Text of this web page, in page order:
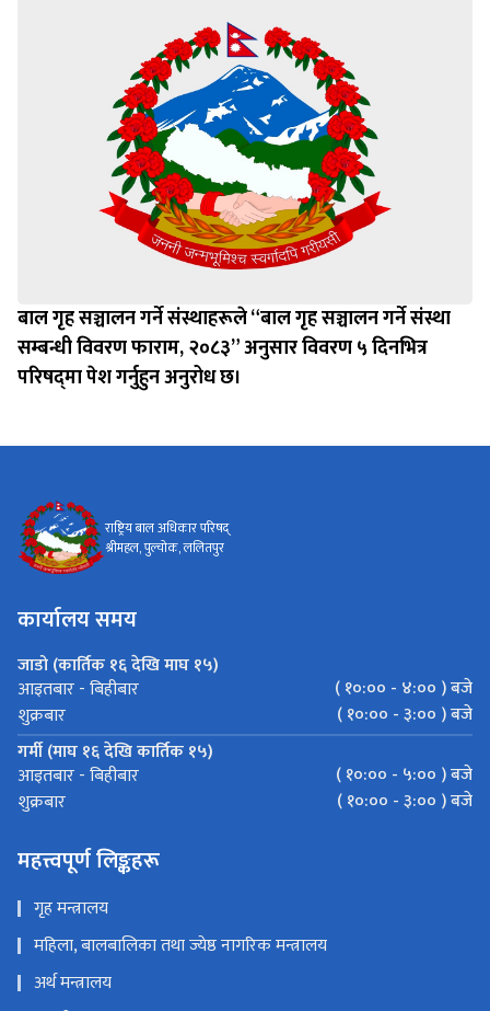
बाल गृह सञ्चालन गर्ने संस्थाहरूले “बाल गृह सञ्चालन गर्ने संस्था
सम्बन्धी विवरण फाराम, २०८३” अनुसार विवरण ५ दिनभित्र
परिषद्‌मा पेश गर्नुहुन अनुरोध छ।
राष्ट्रिय बाल अधिकार परिषद्
श्रीमहल, पुल्चोक, ललितपुर
कार्यालय समय
जाडो (कार्तिक १६ देखि माघ १५)
आइतबार - बिहीबार
( १०:०० - ४:०० ) बजे
शुक्रबार
( १०:०० - ३:०० ) बजे
गर्मी (माघ १६ देखि कार्तिक १५)
आइतबार - बिहीबार
( १०:०० - ५:०० ) बजे
शुक्रबार
( १०:०० - ३:०० ) बजे
महत्त्वपूर्ण लिङ्कहरू
गृह मन्त्रालय
महिला, बालबालिका तथा ज्येष्ठ नागरिक मन्त्रालय
अर्थ मन्त्रालय